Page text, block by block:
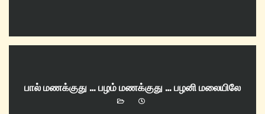
பால் மணக்குது … பழம் மணக்குது … பழனி மலையிலே